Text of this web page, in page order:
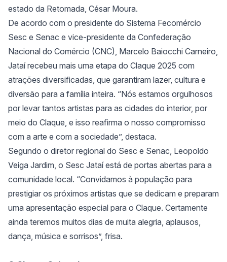
estado da Retomada, César Moura.
De acordo com o presidente do Sistema Fecomércio
Sesc e Senac e vice-presidente da Confederação
Nacional do Comércio (CNC), Marcelo Baiocchi Carneiro,
Jataí recebeu mais uma etapa do Claque 2025 com
atrações diversificadas, que garantiram lazer, cultura e
diversão para a família inteira. “Nós estamos orgulhosos
por levar tantos artistas para as cidades do interior, por
meio do Claque, e isso reafirma o nosso compromisso
com a arte e com a sociedade”, destaca.
Segundo o diretor regional do Sesc e Senac, Leopoldo
Veiga Jardim, o Sesc Jataí está de portas abertas para a
comunidade local. “Convidamos à população para
prestigiar os próximos artistas que se dedicam e preparam
uma apresentação especial para o Claque. Certamente
ainda teremos muitos dias de muita alegria, aplausos,
dança, música e sorrisos”, frisa.